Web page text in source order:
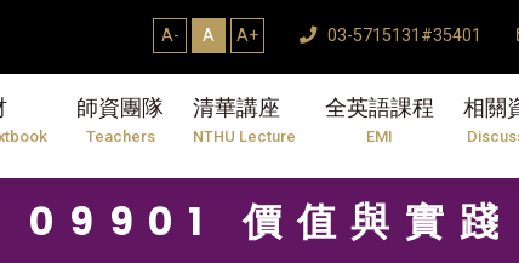
A- A A+ 03-5715131#35401
師資團隊
Teachers
清華講座
NTHU Lecture
全英語課程
EMI
相關
09901 價值與實踐